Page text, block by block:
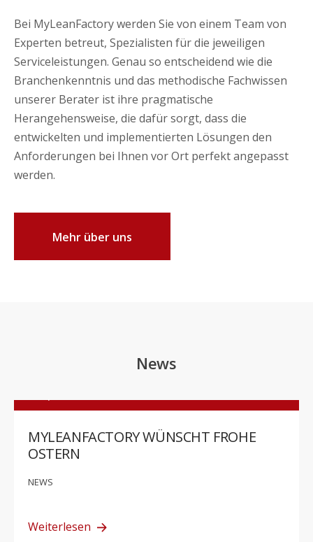
Bei MyLeanFactory werden Sie von einem Team von
Experten betreut, Spezialisten für die jeweiligen
Serviceleistungen. Genau so entscheidend wie die
Branchenkenntnis und das methodische Fachwissen
unserer Berater ist ihre pragmatische
Herangehensweise, die dafür sorgt, dass die
entwickelten und implementierten Lösungen den
Anforderungen bei Ihnen vor Ort perfekt angepasst
werden.
Mehr über uns
News
MYLEANFACTORY WÜNSCHT FROHE
OSTERN
NEWS
Weiterlesen